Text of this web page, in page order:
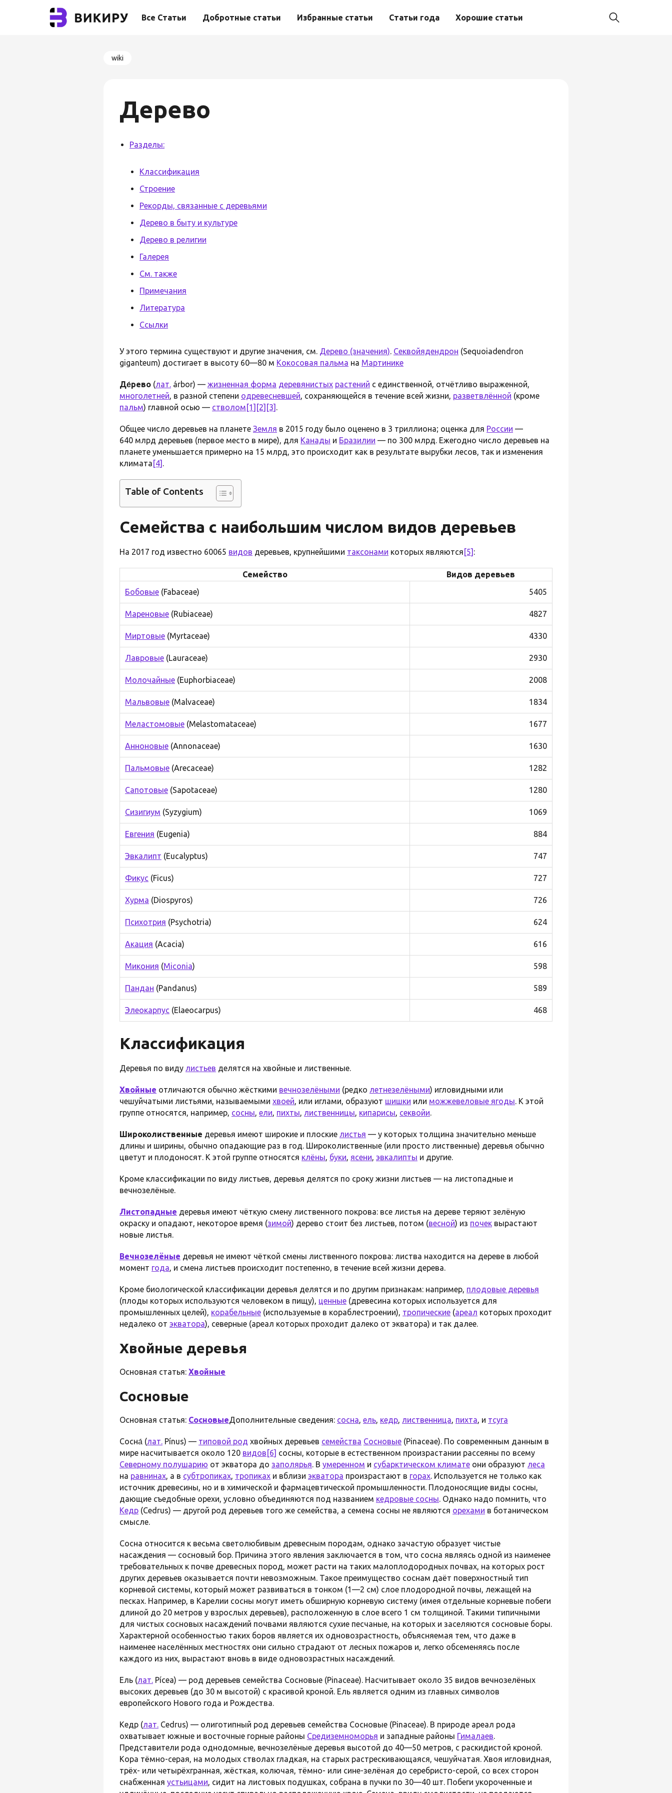
Все Статьи Добротные статьи Избранные статьи Статьи года Хорошие статьи
wiki
Дерево
Разделы:
Классификация
Строение
Рекорды, связанные с деревьями
Дерево в быту и культуре
Дерево в религии
Галерея
См. также
Примечания
Литература
Ссылки
У этого термина существуют и другие значения, см. Дерево (значения). Секвойядендрон (Sequoiadendron
giganteum) достигает в высоту 60—80 м Кокосовая пальма на Мартинике
Де́рево (лат. árbor) — жизненная форма деревянистых растений с единственной, отчётливо выраженной,
многолетней, в разной степени одревесневшей, сохраняющейся в течение всей жизни, разветвлённой (кроме
пальм) главной осью — стволом [1] [2] [3] .
Общее число деревьев на планете Земля в 2015 году было оценено в 3 триллиона; оценка для России —
640 млрд деревьев (первое место в мире), для Канады и Бразилии — по 300 млрд. Ежегодно число деревьев на
планете уменьшается примерно на 15 млрд, это происходит как в результате вырубки лесов, так и изменения
климата [4] .
Table of Contents
Семейства с наибольшим числом видов деревьев
На 2017 год известно 60065 видов деревьев, крупнейшими таксонами которых являются [5] :
Семейство
Видов деревьев
Бобовые (Fabaceae) 5405
Мареновые (Rubiaceae) 4827
Миртовые (Myrtaceae) 4330
Лавровые (Lauraceae) 2930
Молочайные (Euphorbiaceae) 2008
Мальвовые (Malvaceae) 1834
Меластомовые (Melastomataceae) 1677
Анноновые (Annonaceae) 1630
Пальмовые (Arecaceae) 1282
Сапотовые (Sapotaceae) 1280
Сизигиум (Syzygium) 1069
Евгения (Eugenia) 884
Эвкалипт (Eucalyptus) 747
Фикус (Ficus) 727
Хурма (Diospyros) 726
Психотрия (Psychotria) 624
Акация (Acacia) 616
Микония (Miconia) 598
Пандан (Pandanus) 589
Элеокарпус (Elaeocarpus) 468
Классификация
Деревья по виду листьев делятся на хвойные и лиственные.
Хвойные отличаются обычно жёсткими вечнозелёными (редко летнезелёными) игловидными или
чешуйчатыми листьями, называемыми хвоей, или иглами, образуют шишки или можжевеловые ягоды. К этой
группе относятся, например, сосны, ели, пихты, лиственницы, кипарисы, секвойи.
Широколиственные деревья имеют широкие и плоские листья — у которых толщина значительно меньше
длины и ширины, обычно опадающие раз в год. Широколиственные (или просто лиственные) деревья обычно
цветут и плодоносят. К этой группе относятся клёны, буки, ясени, эвкалипты и другие.
Кроме классификации по виду листьев, деревья делятся по сроку жизни листьев — на листопадные и
вечнозелёные.
Листопадные деревья имеют чёткую смену лиственного покрова: все листья на дереве теряют зелёную
окраску и опадают, некоторое время (зимой) дерево стоит без листьев, потом (весной) из почек вырастают
новые листья.
Вечнозелёные деревья не имеют чёткой смены лиственного покрова: листва находится на дереве в любой
момент года, и смена листьев происходит постепенно, в течение всей жизни дерева.
Кроме биологической классификации деревья делятся и по другим признакам: например, плодовые деревья
(плоды которых используются человеком в пищу), ценные (древесина которых используется для
промышленных целей), корабельные (используемые в кораблестроении), тропические (ареал которых проходит
недалеко от экватора), северные (ареал которых проходит далеко от экватора) и так далее.
Хвойные деревья
Основная статья: Хвойные
Сосновые
Основная статья: СосновыеДополнительные сведения: сосна, ель, кедр, лиственница, пихта, и тсуга
Сосна́ (лат. Pínus) — типовой род хвойных деревьев семейства Сосновые (Pinaceae). По современным данным в
мире насчитывается около 120 видов [6] сосны, которые в естественном произрастании рассеяны по всему
Северному полушарию от экватора до заполярья. В умеренном и субарктическом климате они образуют леса
на равнинах, а в субтропиках, тропиках и вблизи экватора произрастают в горах. Используется не только как
источник древесины, но и в химической и фармацевтической промышленности. Плодоносящие виды сосны,
дающие съедобные орехи, условно объединяются под названием кедровые сосны. Однако надо помнить, что
Кедр (Cedrus) — другой род деревьев того же семейства, а семена сосны не являются орехами в ботаническом
смысле.
Сосна относится к весьма светолюбивым древесным породам, однако зачастую образует чистые
насаждения — сосновый бор. Причина этого явления заключается в том, что сосна являясь одной из наименее
требовательных к почве древесных пород, может расти на таких малоплодородных почвах, на которых рост
других деревьев оказывается почти невозможным. Такое преимущество соснам даёт поверхностный тип
корневой системы, который может развиваться в тонком (1—2 см) слое плодородной почвы, лежащей на
песках. Например, в Карелии сосны могут иметь обширную корневую систему (имея отдельные корневые побеги
длиной до 20 метров у взрослых деревьев), расположенную в слое всего 1 см толщиной. Такими типичными
для чистых сосновых насаждений почвами являются сухие песчаные, на которых и заселяются сосновые боры.
Характерной особенностью таких боров является их одновозрастность, объясняемая тем, что даже в
наименее населённых местностях они сильно страдают от лесных пожаров и, легко обсеменяясь после
каждого из них, вырастают вновь в виде одновозрастных насаждений.
Ель (лат. Pícea) — род деревьев семейства Сосновые (Pinaceae). Насчитывает около 35 видов вечнозелёных
высоких деревьев (до 30 м высотой) с красивой кроной. Ель является одним из главных символов
европейского Нового года и Рождества.
Кедр (лат. Cedrus) — олиготипный род деревьев семейства Сосновые (Pinaceae). В природе ареал рода
охватывает южные и восточные горные районы Средиземноморья и западные районы Гималаев.
Представители рода однодомные, вечнозелёные деревья высотой до 40—50 метров, с раскидистой кроной.
Кора тёмно-серая, на молодых стволах гладкая, на старых растрескивающаяся, чешуйчатая. Хвоя игловидная,
трёх- или четырёхгранная, жёсткая, колючая, тёмно- или сине-зелёная до серебристо-серой, со всех сторон
снабженная устьицами, сидит на листовых подушках, собрана в пучки по 30—40 шт. Побеги укороченные и